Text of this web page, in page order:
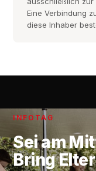
Eine Verbindung
diese Inhaber
INFOTAG
Sei am
Bring